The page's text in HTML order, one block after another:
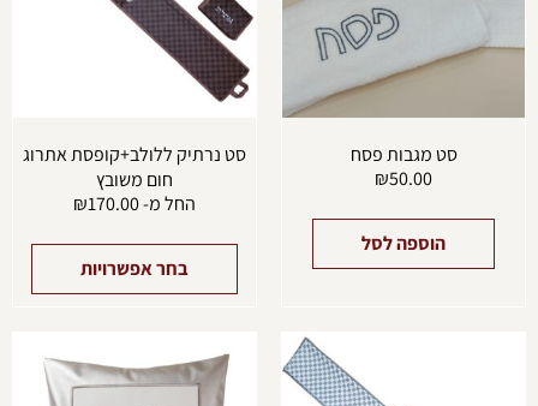
סט מגבות פסח
₪50.00
הוספה לסל
סט נרתיק ללולב+קופסת אתרוג
חום משובץ
החל מ-
₪170.00
בחר אפשרויות
למוצר
זה
יש